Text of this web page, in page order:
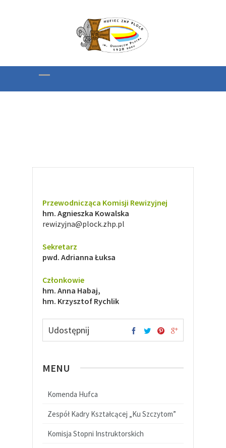
Przewodnicząca Komisji Rewizyjnej
hm. Agnieszka Kowalska
rewizyjna@plock.zhp.pl
Sekretarz
pwd. Adrianna Łuksa
Członkowie
hm. Anna Habaj,
hm. Krzysztof Rychlik
Udostępnij
MENU
Komenda Hufca
Zespół Kadry Kształcącej „Ku Szczytom”
Komisja Stopni Instruktorskich